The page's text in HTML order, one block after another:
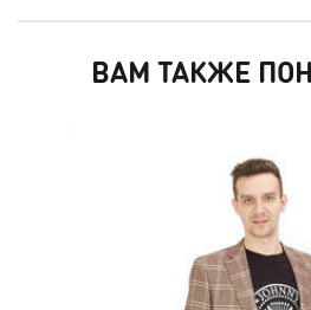
ВАМ ТАКЖЕ